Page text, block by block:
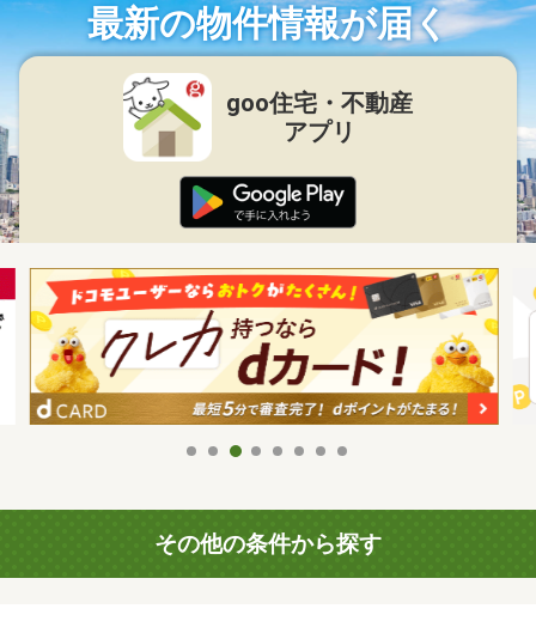
最新の物件情報が届く
goo住宅・不動産
アプリ
その他の条件から探す